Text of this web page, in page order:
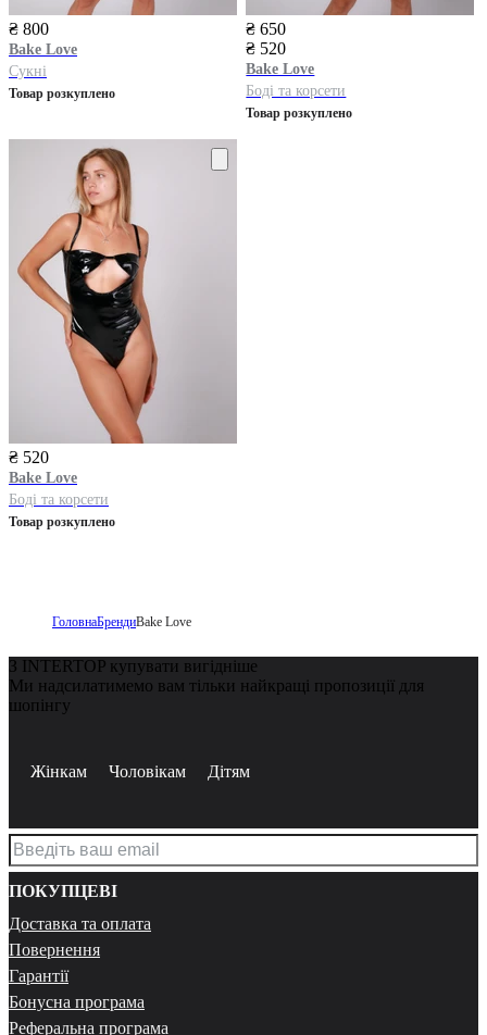
₴ 800
Bake Love
Сукні
Товар розкуплено
₴ 650
₴ 520
Bake Love
Боді та корсети
Товар розкуплено
₴ 520
Bake Love
Боді та корсети
Товар розкуплено
ГоловнаБрендиBake Love
З INTERTOP купувати вигідніше
Ми надсилатимемо вам тільки найкращі пропозиції для
шопінгу
Жінкам Чоловікам Дітям
ПОКУПЦЕВІ
Доставка та оплата
Повернення
Гарантії
Бонусна програма
Реферальна програма